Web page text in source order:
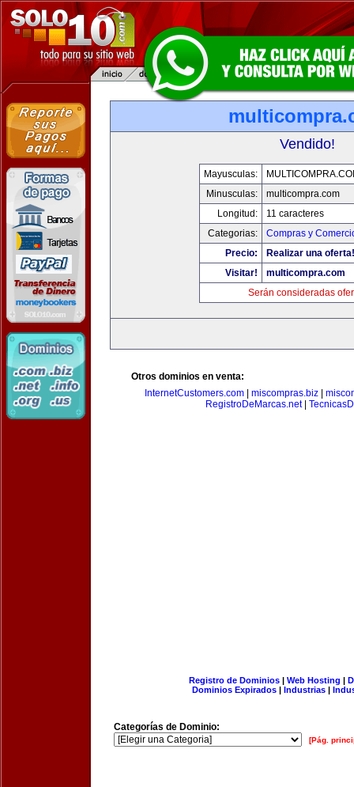
Vendido!
Mayusculas:
Minusculas:
multicompra.com
Longitud:
11 caracteres
Categorias:
Compras y
Precio:
Realizar una oferta!
Visitar!
multicompra.com
Serán consideradas
Otros dominios en venta:
InternetCustomers.com| miscompras.biz|
RegistroDeMarcas.net|
Registro de Dominios| Web Hosting |
Dominios Expirados | Industrias |
Categorías de Dominio:
[Pág.